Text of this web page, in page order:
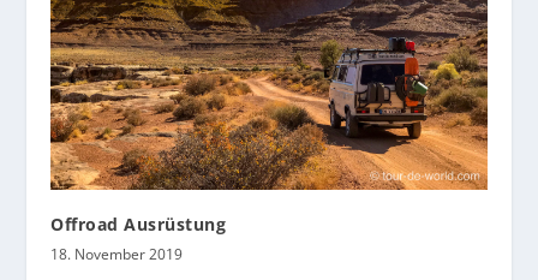
Offroad Ausrüstung
18. November 2019